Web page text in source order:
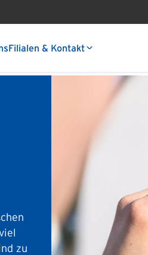
Filialen & Kontakt
zu